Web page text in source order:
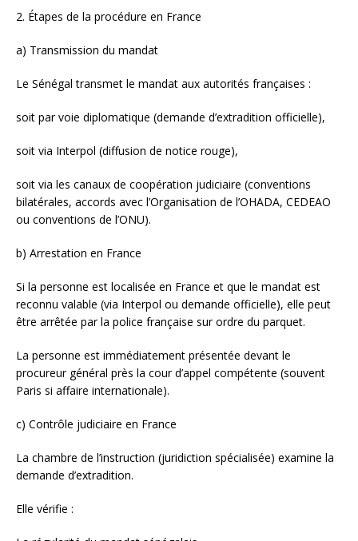
2. Étapes de la procédure en France
a) Transmission du mandat
Le Sénégal transmet le mandat aux autorités françaises :
soit par voie diplomatique (demande d’extradition officielle),
soit via Interpol (diffusion de notice rouge),
soit via les canaux de coopération judiciaire (conventions
bilatérales, accords avec l’Organisation de l’OHADA, CEDEAO
ou conventions de l’ONU).
b) Arrestation en France
Si la personne est localisée en France et que le mandat est
reconnu valable (via Interpol ou demande officielle), elle peut
être arrêtée par la police française sur ordre du parquet.
La personne est immédiatement présentée devant le
procureur général près la cour d’appel compétente (souvent
Paris si affaire internationale).
c) Contrôle judiciaire en France
La chambre de l’instruction (juridiction spécialisée) examine la
demande d’extradition.
Elle vérifie :